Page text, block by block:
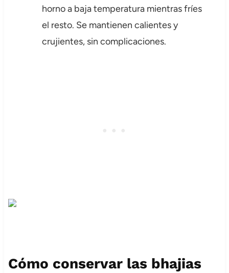
horno a baja temperatura mientras fríes
el resto. Se mantienen calientes y
crujientes, sin complicaciones.
Cómo conservar las bhajias